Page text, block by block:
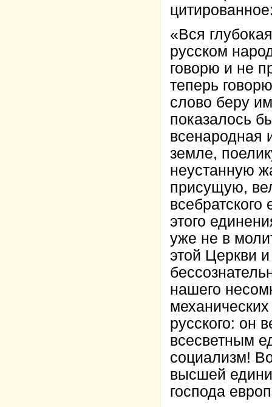
«Вся
русском
говорю и не
теперь
слово беру
показалось
всенародная
земле,
неустанную
присущую,
этого
уже не в
этой Церкви
нашего
русского: он
всесветным
социализм!
высшей
господа